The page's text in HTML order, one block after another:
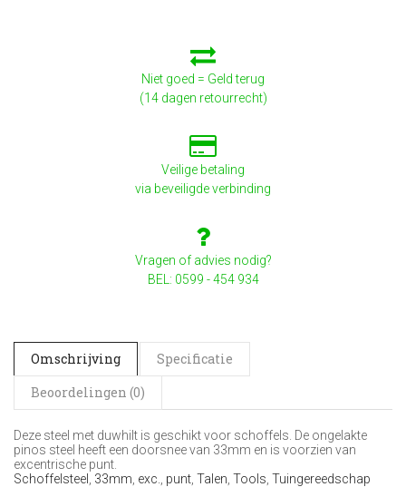
Niet goed = Geld terug
(14 dagen retourrecht)
Veilige betaling
via beveiligde verbinding
Vragen of advies nodig?
BEL: 0599 - 454 934
Omschrijving
Specificatie
Beoordelingen (0)
Deze steel met duwhilt is geschikt voor schoffels. De ongelakte
pinos steel heeft een doorsnee van 33mm en is voorzien van
excentrische punt.
Schoffelsteel
33mm exc. punt Talen Tools Tuingereedschap